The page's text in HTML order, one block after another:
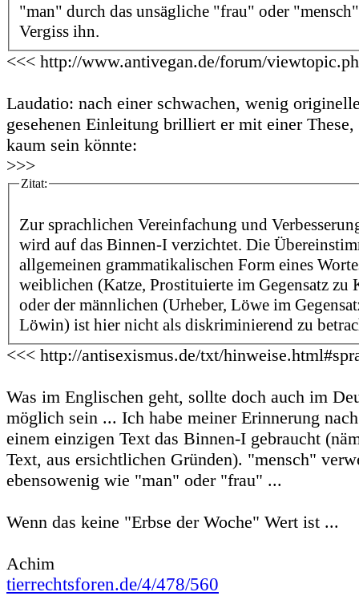
"man" durch das unsägliche "frau" oder
Vergiss ihn.
<<< http://www.antivegan.de/forum/
Laudatio: nach einer schwachen, wenig
gesehenen Einleitung brilliert er mit einer
kaum sein könnte:
>>>
Zitat:
Zur sprachlichen Vereinfachung und
wird auf das Binnen-I verzichtet. Die
allgemeinen grammatikalischen Form eines
weiblichen (Katze, Prostituierte im Gegensatz zu
oder der männlichen (Urheber, Löwe im
Löwin) ist hier nicht als diskriminierend zu
<<< http://antisexismus.de/txt/
Was im Englischen geht, sollte doch auch im
möglich sein ... Ich habe meiner Erinnerung
einem einzigen Text das Binnen-I gebraucht
Text, aus ersichtlichen Gründen). "mensch"
ebensowenig wie "man" oder "frau" ...
Wenn das keine "Erbse der Woche" Wert ist ...
Achim
tierrechtsforen.de/4/478/560